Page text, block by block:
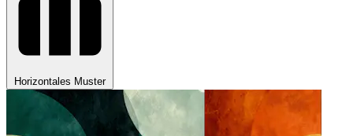
Horizontales Muster